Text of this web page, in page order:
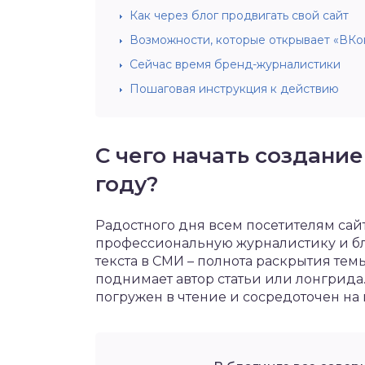
Как через блог продвигать свой сайт
Возможности, которые открывает
Сейчас время бренд-журналистики
Пошаговая инструкция к действию
С чего начать
году?
Радостного дня всем посетителям
профессиональную журналистику и
текста в СМИ – полнота раскрытия
поднимает автор статьи или
погружен в чтение и сосредоточен